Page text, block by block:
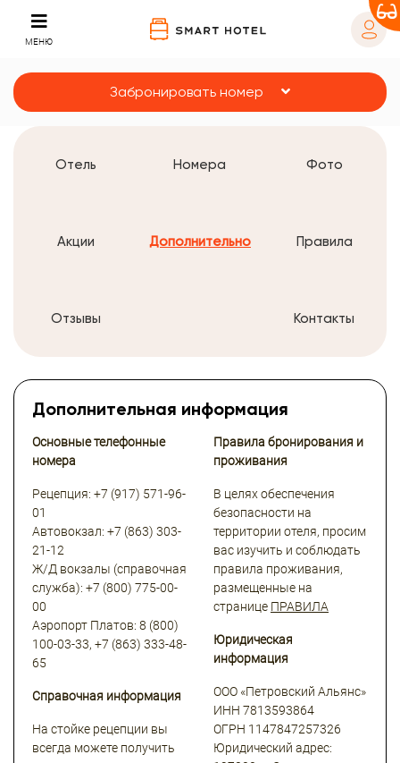
МЕНЮ
Забронировать номер
Отель Номера Фото
Акции Дополнительно Правила
Отзывы Контакты
Дополнительная информация
Основные телефонные
номера
Рецепция: +7 (917) 571-96-
01
Автовокзал: +7 (863) 303-
21-12
Ж/Д вокзалы (справочная
служба): +7 (800) 775-00-
00
Аэропорт Платов: 8 (800)
100-03-33, +7 (863) 333-48-
65
Справочная информация
На стойке рецепции вы
всегда можете получить
Правила бронирования и
проживания
В целях обеспечения
безопасности на
территории отеля, просим
вас изучить и соблюдать
правила проживания,
размещенные на
странице ПРАВИЛА
Юридическая
информация
ООО «Петровский Альянс»
ИНН 7813593864
ОГРН 1147847257326
Юридический адрес: